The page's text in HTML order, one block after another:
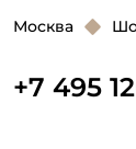
Москва
+7 495